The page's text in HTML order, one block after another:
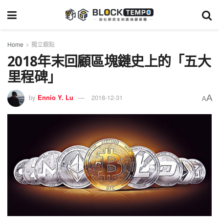
Home 獨立觀點
2018年末回顧區塊鏈史上的「五大
里程碑」
by Ennio Y. Lu 2018-12-31 AA